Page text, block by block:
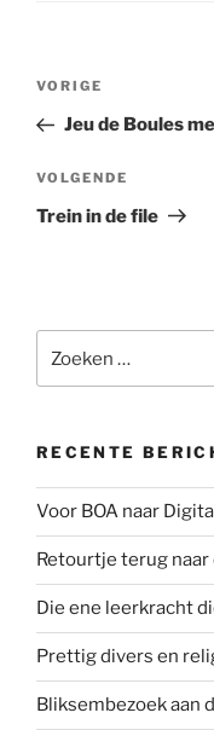
Bericht
Vorig
bericht
VORIGE
Jeu de Boules
Volgend
bericht
VOLGENDE
Trein in de file
naar:
RECENTE
Voor BOA naar
Retourtje terug naar
Die ene leerkracht
Prettig divers en
Bliksembezoek aan